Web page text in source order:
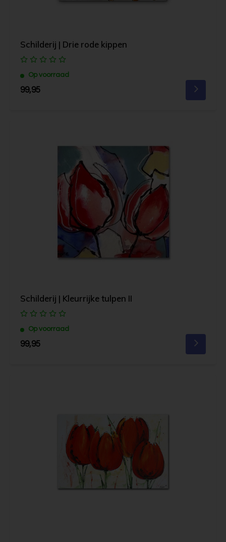
Schilderij | Drie rode kippen
Op voorraad
99,95
Schilderij | Kleurrijke tulpen II
Op voorraad
99,95